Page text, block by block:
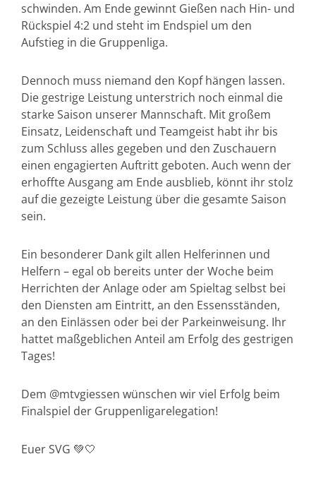
schwinden. Am Ende gewinnt Gießen nach Hin- und
Rückspiel 4:2 und steht im Endspiel um den
Aufstieg in die Gruppenliga.
Dennoch muss niemand den Kopf hängen lassen.
Die gestrige Leistung unterstrich noch einmal die
starke Saison unserer Mannschaft. Mit großem
Einsatz, Leidenschaft und Teamgeist habt ihr bis
zum Schluss alles gegeben und den Zuschauern
einen engagierten Auftritt geboten. Auch wenn der
erhoffte Ausgang am Ende ausblieb, könnt ihr stolz
auf die gezeigte Leistung über die gesamte Saison
sein.
Ein besonderer Dank gilt allen Helferinnen und
Helfern – egal ob bereits unter der Woche beim
Herrichten der Anlage oder am Spieltag selbst bei
den Diensten am Eintritt, an den Essensständen,
an den Einlässen oder bei der Parkeinweisung. Ihr
hattet maßgeblichen Anteil am Erfolg des gestrigen
Tages!
Dem @mtvgiessen wünschen wir viel Erfolg beim
Finalspiel der Gruppenligarelegation!
Euer SVG 💚🤍